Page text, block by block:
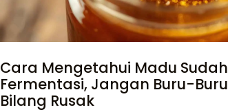
Cara Mengetahui Madu Sudah
Fermentasi, Jangan Buru-Buru
Bilang Rusak